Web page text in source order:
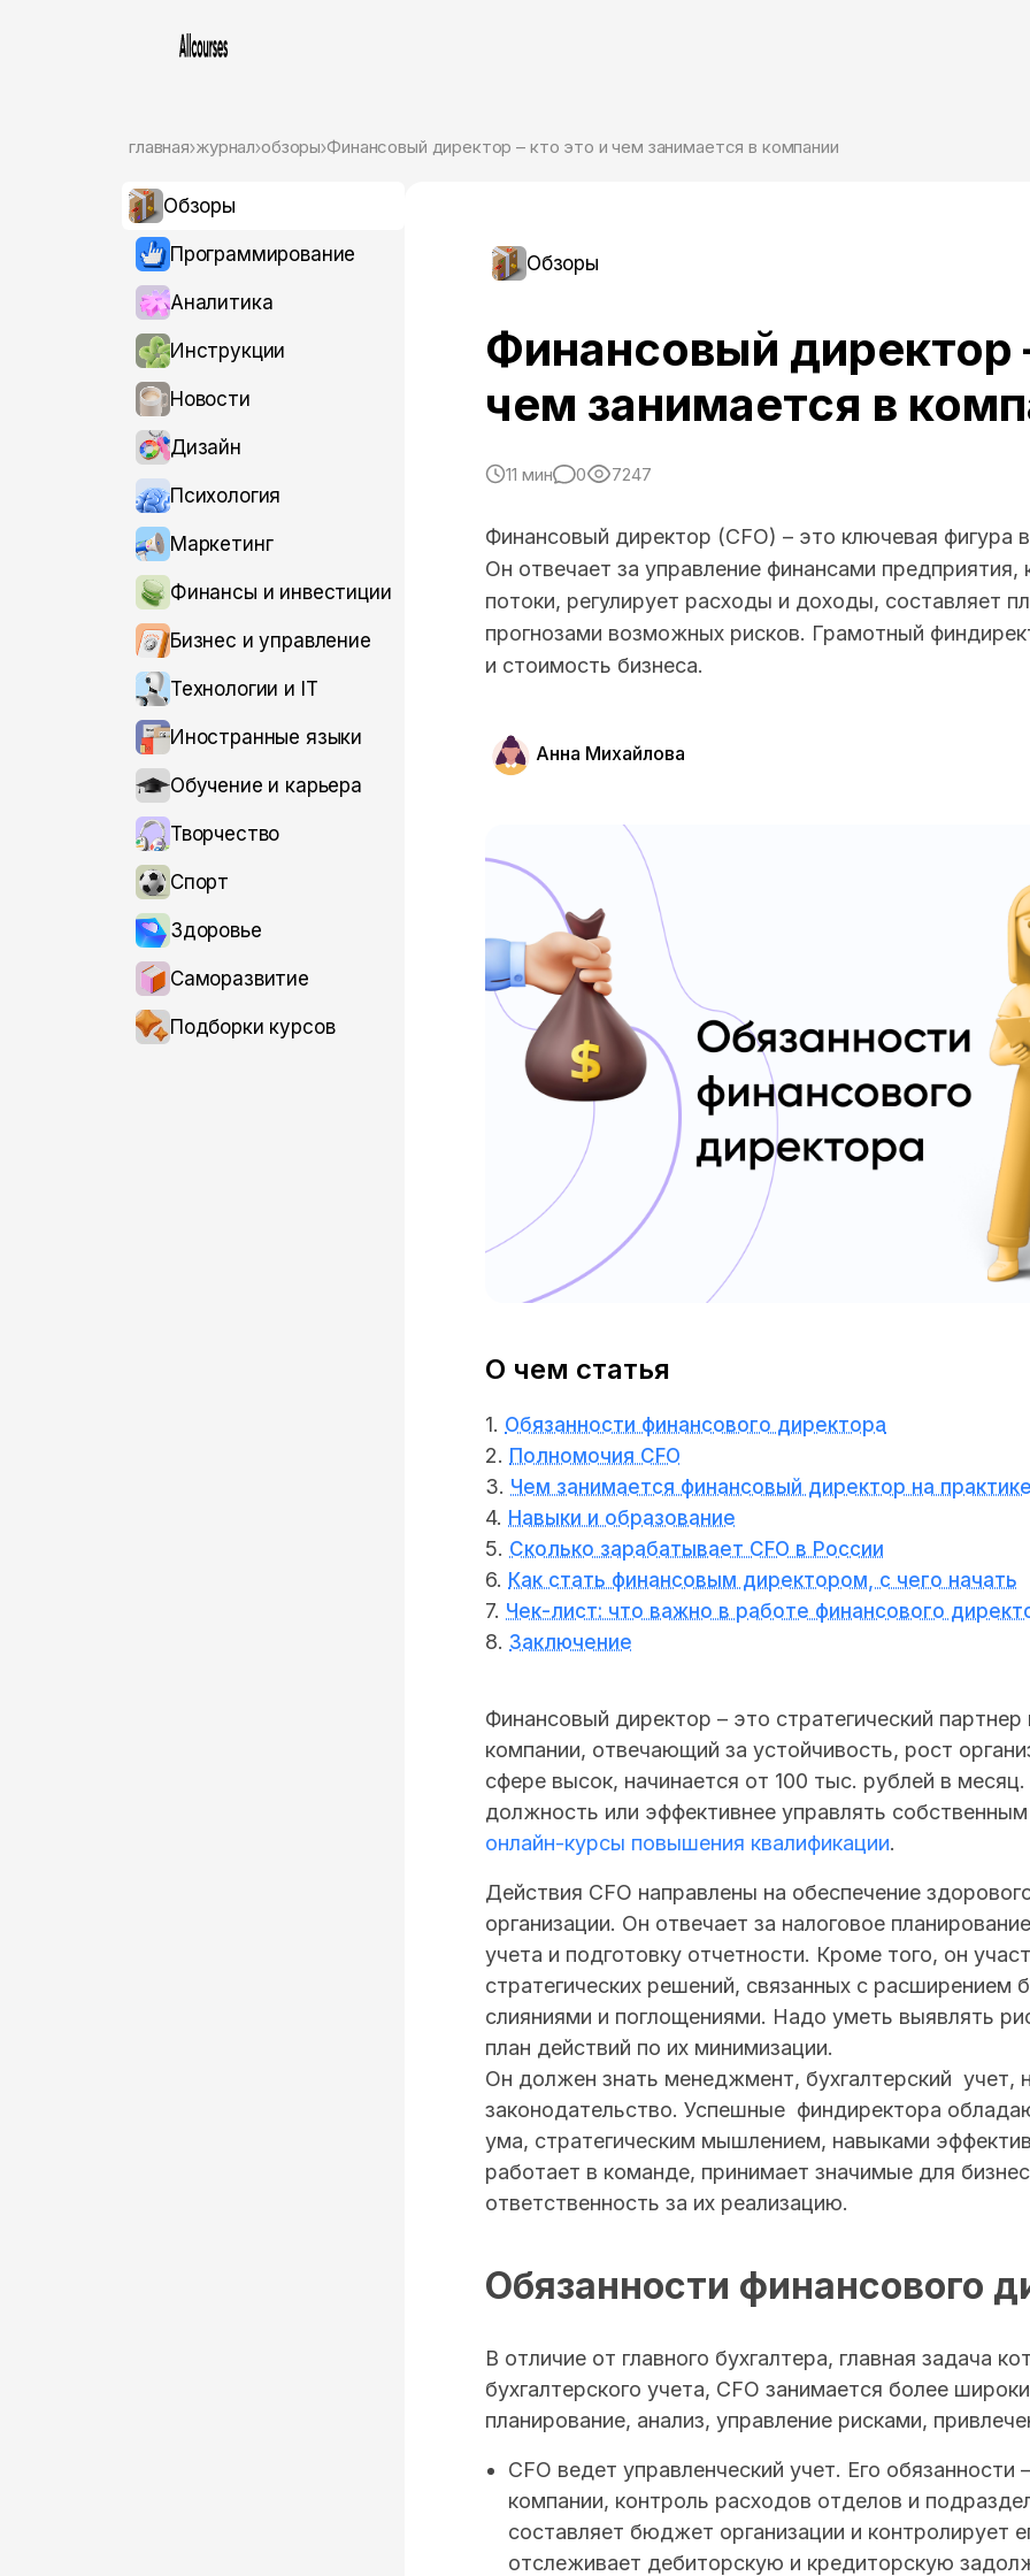
главная журнал обзоры Финансовый директор – кто это и чем занимается в компании
Обзоры
Программирование
Аналитика
Инструкции
Новости
Дизайн
Психология
Маркетинг
Финансы и инвестиции
Бизнес и управление
Технологии и IT
Иностранные языки
Обучение и карьера
Творчество
Спорт
Здоровье
Саморазвитие
Подборки курсов
Обзоры
Финансовый директор
чем занимается в
11 мин 0 7247
Финансовый директор (CFO) – это ключевая фигура
Он отвечает за управление финансами
потоки, регулирует расходы и доходы, составляет
прогнозами возможных рисков. Грамотный
и стоимость бизнеса.
Анна Михайлова
О чем статья
1. Обязанности финансового директора
2. Полномочия CFO
3. Чем занимается финансовый директор на
4. Навыки и образование
5. Сколько зарабатывает CFO в России
6. Как стать финансовым директором, с чего начать
7. Чек-лист: что важно в работе финансового
8. Заключение
Финансовый директор – это стратегический партнер
компании, отвечающий за устойчивость, рост
сфере высок, начинается от 100 тыс. рублей в
должность или эффективнее управлять
онлайн-курсы повышения квалификации.
Действия CFO направлены на обеспечение
организации. Он отвечает за налоговое
учета и подготовку отчетности. Кроме того, он
стратегических решений, связанных с расширением
слияниями и поглощениями. Надо уметь выявлять
план действий по их минимизации.
Он должен знать менеджмент, бухгалтерский учет,
законодательство. Успешные финдиректора
ума, стратегическим мышлением, навыками
работает в команде, принимает значимые для
ответственность за их реализацию.
Обязанности финансового
В отличие от главного бухгалтера, главная задача
бухгалтерского учета, CFO занимается более
планирование, анализ, управление рисками,
CFO ведет управленческий учет. Его обязанности
компании, контроль расходов отделов и
составляет бюджет организации и контролирует
отслеживает дебиторскую и кредиторскую